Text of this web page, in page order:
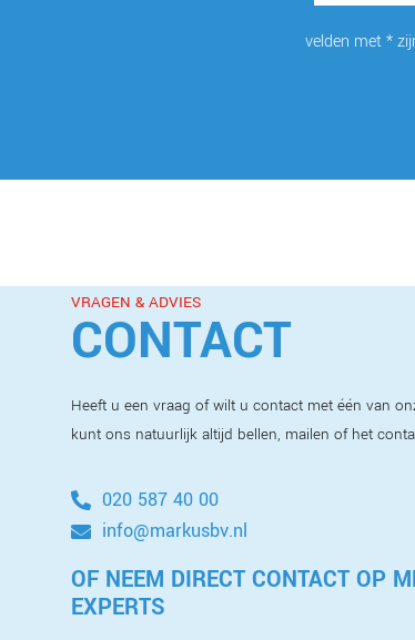
velden met *
VRAGEN & ADVIES
CONTACT
Heeft u een vraag of wilt u contact met één van
kunt ons natuurlijk altijd bellen, mailen of het
020 587 40 00
info@markusbv.nl
OF NEEM DIRECT CONTACT OP
EXPERTS